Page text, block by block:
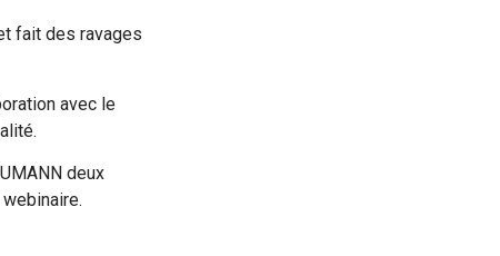
fait des ravages
avec le
deux